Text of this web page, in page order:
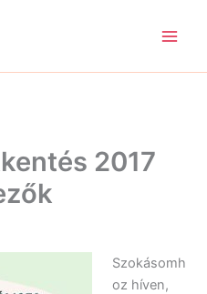
2017
Szokásomh
oz híven,